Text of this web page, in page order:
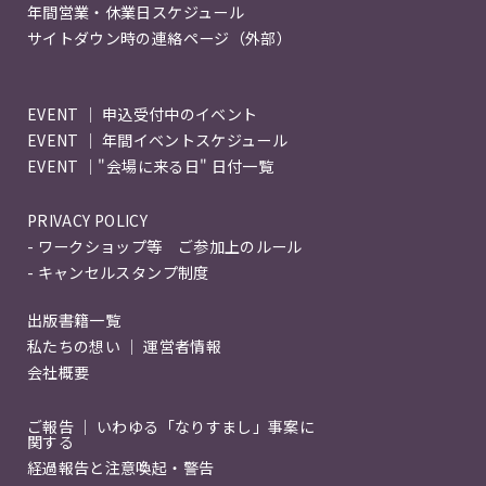
年間営業・休業日スケジュール
サイトダウン時の連絡ページ（外部）
EVENT ｜ 申込受付中のイベント
EVENT ｜ 年間イベントスケジュール
EVENT ｜"会場に来る日" 日付一覧
PRIVACY POLICY
- ワークショップ等 ご参加上のルール
- キャンセルスタンプ制度
出版書籍一覧
私たちの想い ｜ 運営者情報
会社概要
ご報告 ｜ いわゆる「なりすまし」事案に
関する
経過報告と注意喚起・警告